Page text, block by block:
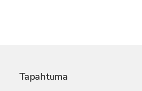
Tapahtuma